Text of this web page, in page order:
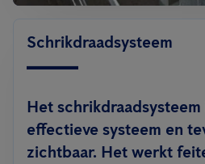
Schrikdraadsysteem
Het
effectieve systeem en
zichtbaar. Het werkt